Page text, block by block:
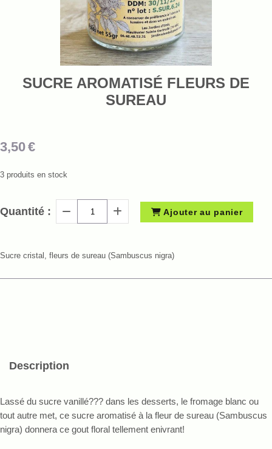
SUCRE AROMATISÉ FLEURS DE
SUREAU
3,50€
3 produits en stock
Quantité : Ajouter au panier
Sucre cristal, fleurs de sureau (Sambuscus nigra)
Description
Lassé du sucre vanillé??? dans les desserts, le fromage blanc ou
tout autre met, ce sucre aromatisé à la fleur de sureau (Sambuscus
nigra) donnera ce gout floral tellement enivrant!